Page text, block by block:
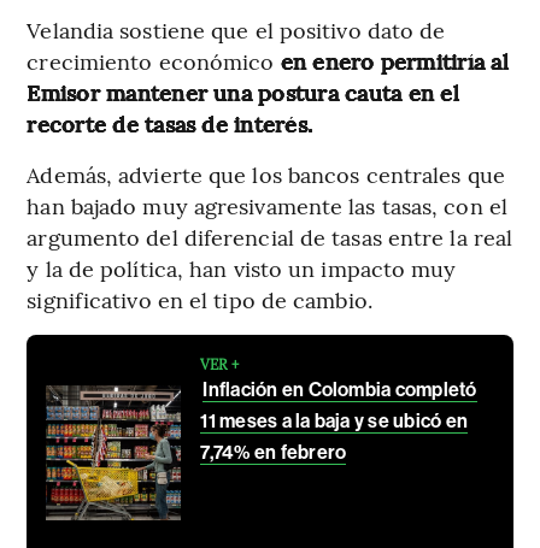
Velandia sostiene que el positivo dato de
crecimiento económico en enero permitiría al
Emisor mantener una postura cauta en el
recorte de tasas de interés.
Además, advierte que los bancos centrales que
han bajado muy agresivamente las tasas, con el
argumento del diferencial de tasas entre la real
y la de política, han visto un impacto muy
significativo en el tipo de cambio.
VER +
Inflación en Colombia completó
11 meses a la baja y se ubicó en
7,74% en febrero